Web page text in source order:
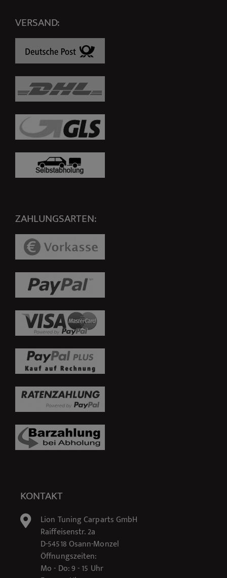
VERSAND:
ZAHLUNGSARTEN:
KONTAKT
Lion Tuning Carparts GmbH
Raiffeisenstr. 2a
D-54518 Osann-Monzel
Öffnungszeiten:
Mo - Do: 9 - 15 Uhr